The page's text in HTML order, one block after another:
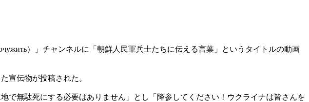
）」チャンネルに「朝鮮人民軍兵士たちに伝える言葉」というタイトルの動画
宣伝物が投稿された。
で無駄死にする必要はありません」とし「降参してください！ウクライナは皆さんを